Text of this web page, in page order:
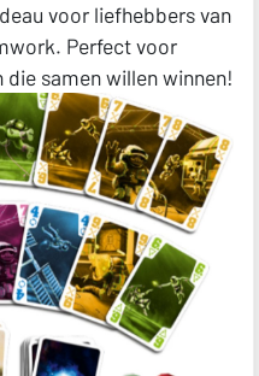
voor liefhebbers van
Perfect voor
samen willen winnen!